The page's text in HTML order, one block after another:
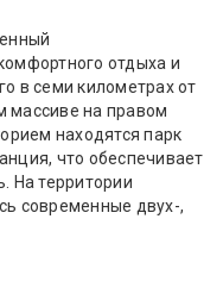
отдыха и
в семи километрах от
на правом
находятся парк
что обеспечивает
На территории
современные двух-,